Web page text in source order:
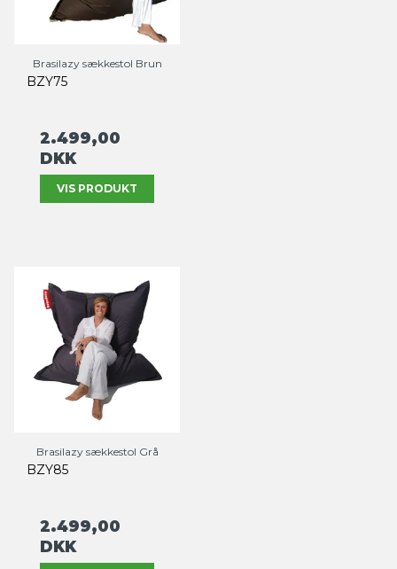
Brasilazy sækkestol Brun
BZY75
2.499,00
DKK
VIS PRODUKT
Brasilazy sækkestol Grå
BZY85
2.499,00
DKK